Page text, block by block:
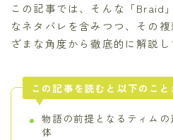
この記事では、そんな「Braid
なネタバレを含みつつ、その
ざまな角度から徹底的に解説し
この記事を読むと以下のこ
物語の前提となるティム
体